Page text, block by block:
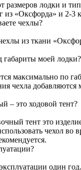
размеров лодки и
из «Оксфорда» и 2-3
чехлы?
из ткани
моей лодки?
максимально по
чехла
– это ходовой тент?
тент это
чехол во
один